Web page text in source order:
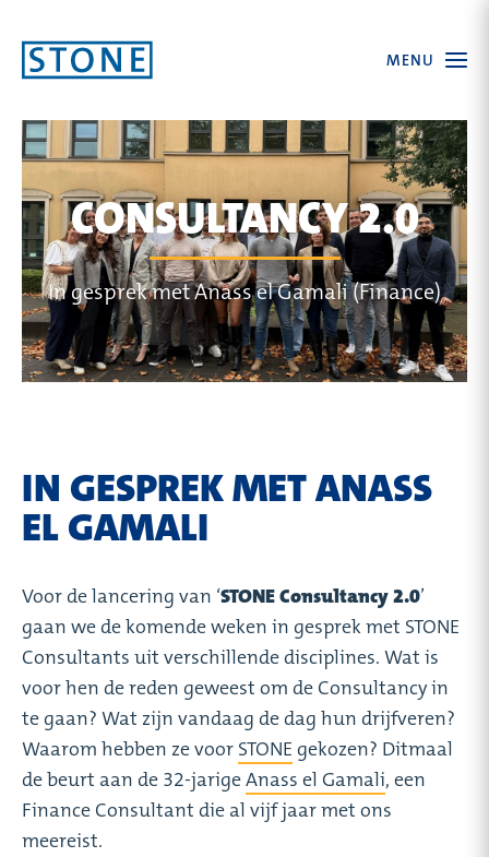
Ga
naar
Open
the
MENU
CONSULTANCY 2.0
In gesprek met Anass el Gamali (Finance)
IN GESPREK MET ANASS
EL GAMALI
Voor de lancering van ‘STONE Consultancy 2.0’
gaan we de komende weken in gesprek met STONE
Consultants uit verschillende disciplines. Wat is
voor hen de reden geweest om de Consultancy in
te gaan? Wat zijn vandaag de dag hun drijfveren?
Waarom hebben ze voor STONE gekozen? Ditmaal
de beurt aan de 32-jarigeAnass el Gamali, een
Finance Consultant die al vijf jaar met ons
meereist.